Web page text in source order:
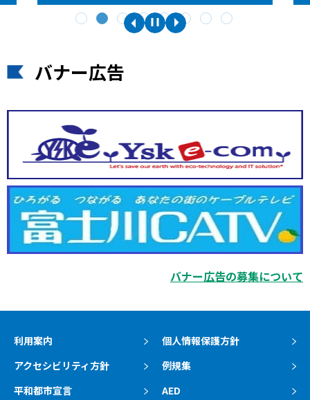
バナー広告
バナー広告の募集について
利用案内
個人情報保護方針
アクセシビリティ方針
例規集
平和都市宣言
AED